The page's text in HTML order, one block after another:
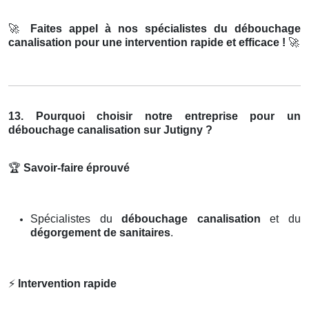
🚀
Faites appel à nos spécialistes du débouchage
canalisation pour une intervention rapide et efficace ! 🚀
13. Pourquoi choisir notre entreprise pour un
débouchage canalisation sur Jutigny ?
🏆 Savoir-faire éprouvé
Spécialistes dudébouchage canalisation et du
dégorgement de sanitaires.
⚡ Intervention rapide